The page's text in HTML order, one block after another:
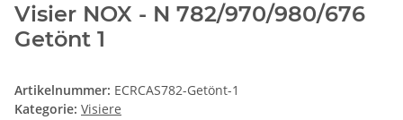
Visier NOX - N 782/970/980/676
Getönt 1
Artikelnummer: ECRCAS782-Getönt-1
Kategorie: Visiere